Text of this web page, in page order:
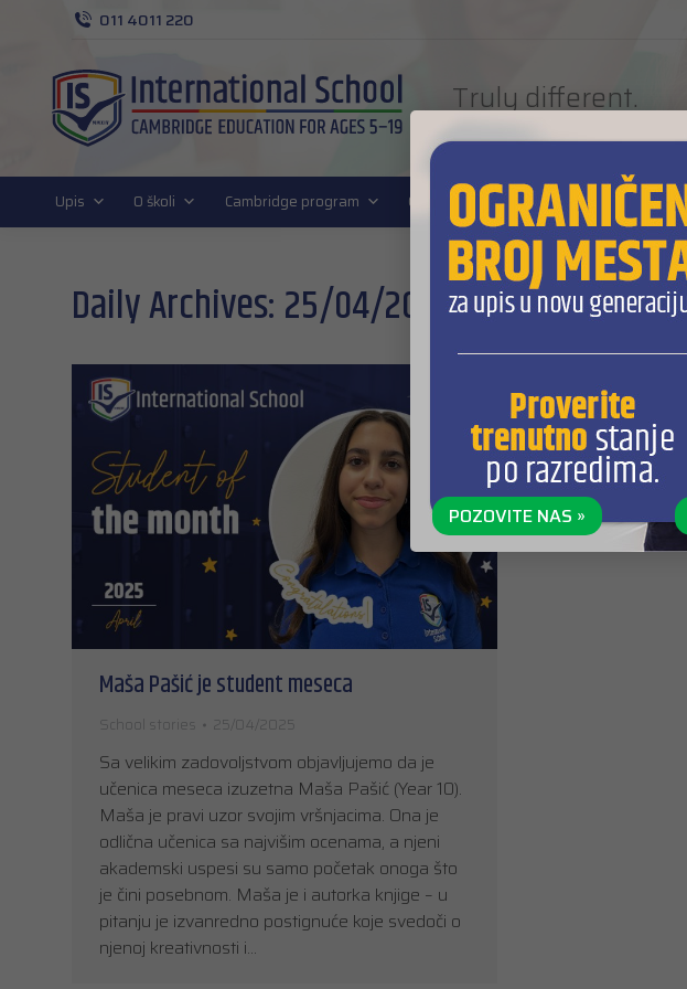
011 4011 220
Truly different.
Upis O školi Cambridge program Cambridge DL program Za roditelje
Daily Archives: 25/04/2025
Maša Pašić je student meseca
School stories 25/04/2025
Sa velikim zadovoljstvom objavljujemo da je
učenica meseca izuzetna Maša Pašić (Year 10).
Maša je pravi uzor svojim vršnjacima. Ona je
odlična učenica sa najvišim ocenama, a njeni
akademski uspesi su samo početak onoga što
je čini posebnom. Maša je i autorka knjige – u
pitanju je izvanredno postignuće koje svedoči o
njenoj kreativnosti i…
POZOVITE NAS »